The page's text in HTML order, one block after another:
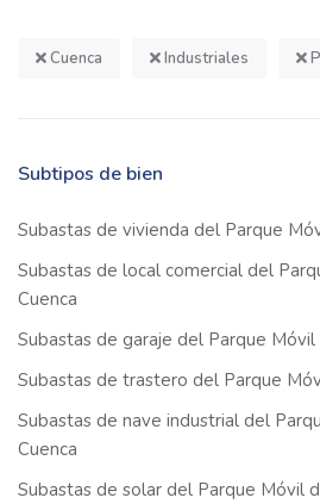
Cuenca Industriales
Subtipos de bien
Subastas de vivienda del Parque
Subastas de local comercial del
Cuenca
Subastas de garaje del Parque
Subastas de trastero del Parque
Subastas de nave industrial del
Cuenca
Subastas de solar del Parque Móvil